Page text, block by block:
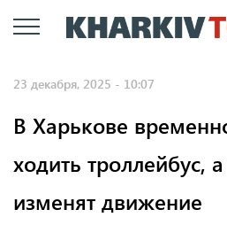
к
23 декабря, 2025 - 10:07
В Харькове
ходить троллейбус,
изменят движение